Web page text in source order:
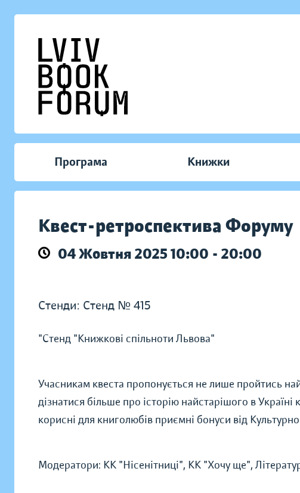
Програма Книжки
Квест-ретроспектива Форуму
04 Жовтня 2025 10:00 - 20:00
Стенди: Стенд № 415
"Стенд "Книжкові спільноти Львова"
Учасникам квеста пропонується не лише пройтись
дізнатися більше про історію найстарішого в
корисні для книголюбів приємні бонуси від
Модератори: КК "Нісенітниці", КК "Хочу ще",